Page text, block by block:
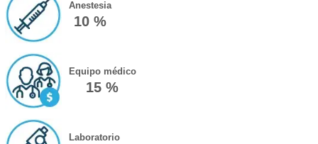
Anestesia
10 %
Equipo médico
15 %
Laboratorio